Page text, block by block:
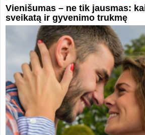
Vienišumas – ne tik jausmas:
sveikatą ir gyvenimo trukmę